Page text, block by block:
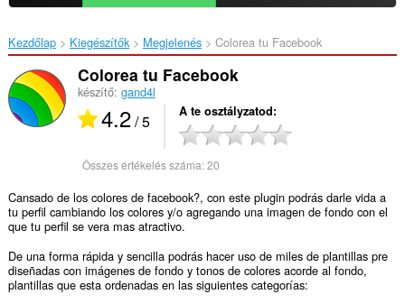
Kezdőlap Kiegészítők Megjelenés Colorea tu Facebook‎
Colorea tu Facebook
készítő: gand4l
4.2/ 5 A te osztályzatod
Összes értékelés száma:20
Cansado de los colores de facebook?, con este plugin podrás darle vida a
tu perfil cambiando los colores y/o agregando una imagen de fondo con el
que tu perfil se vera mas atractivo.
De una forma rápida y sencilla podrás hacer uso de miles de plantillas pre
diseñadas con imágenes de fondo y tonos de colores acorde al fondo,
plantillas que esta ordenadas en las siguientes categorías: